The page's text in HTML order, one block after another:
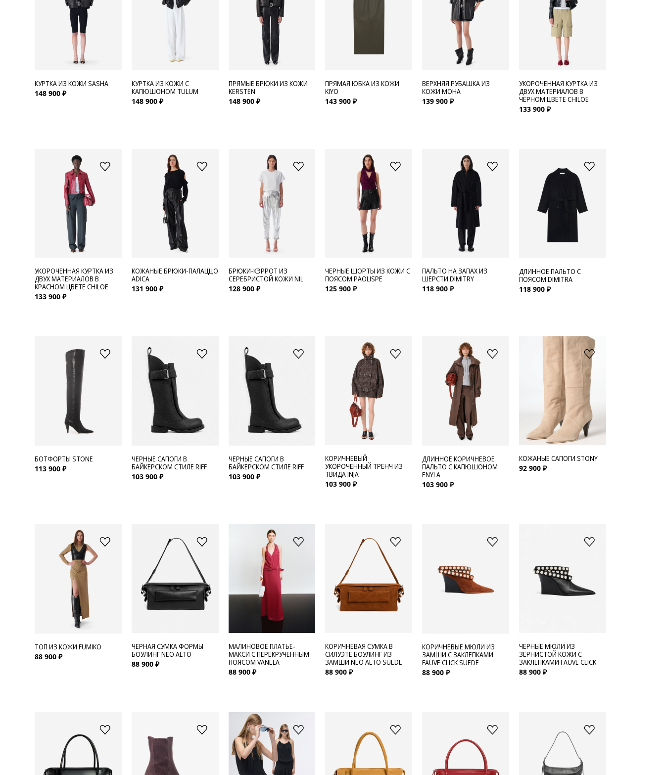
Для нее
Сумки и аксессуары
Обувь
КУРТКА ИЗ КОЖИ SASHA
148 900 ₽
КУРТКА ИЗ КОЖИ С
КАПЮШОНОМ TULUM
148 900 ₽
ПРЯМЫЕ БРЮКИ ИЗ КОЖИ
KERSTEN
148 900 ₽
ПРЯМАЯ ЮБКА ИЗ КОЖИ
KIYO
143 900 ₽
ВЕРХНЯЯ РУБАШКА ИЗ
КОЖИ MOHA
139 900 ₽
УКОРОЧЕННАЯ КУРТКА ИЗ
ДВУХ МАТЕРИАЛОВ В
ЧЕРНОМ ЦВЕТЕ CHILOE
133 900 ₽
УКОРОЧЕННАЯ КУРТКА ИЗ
ДВУХ МАТЕРИАЛОВ В
КРАСНОМ ЦВЕТЕ CHILOE
133 900 ₽
КОЖАНЫЕ БРЮКИ-ПАЛАЦЦО
ADICA
131 900 ₽
БРЮКИ-КЭРРОТ ИЗ
СЕРЕБРИСТОЙ КОЖИ NIL
128 900 ₽
ЧЕРНЫЕ ШОРТЫ ИЗ КОЖИ С
ПОЯСОМ PAOLISPE
125 900 ₽
ПАЛЬТО НА ЗАПАХ ИЗ
ШЕРСТИ DIMITRY
118 900 ₽
ДЛИННОЕ ПАЛЬТО С
ПОЯСОМ DIMITRA
118 900 ₽
БОТФОРТЫ STONE
113 900 ₽
ЧЕРНЫЕ САПОГИ В
БАЙКЕРСКОМ СТИЛЕ RIFF
103 900 ₽
ЧЕРНЫЕ САПОГИ В
БАЙКЕРСКОМ СТИЛЕ RIFF
103 900 ₽
КОРИЧНЕВЫЙ
УКОРОЧЕННЫЙ ТРЕНЧ ИЗ
ТВИДА INJA
103 900 ₽
ДЛИННОЕ КОРИЧНЕВОЕ
ПАЛЬТО С КАПЮШОНОМ
ENYLA
103 900 ₽
КОЖАНЫЕ САПОГИ STONY
92 900 ₽
ТОП ИЗ КОЖИ FUMIKO
88 900 ₽
ЧЕРНАЯ СУМКА ФОРМЫ
БОУЛИНГ NEO ALTO
88 900 ₽
МАЛИНОВОЕ ПЛАТЬЕ-
МАКСИ С ПЕРЕКРУЧЕННЫМ
ПОЯСОМ VANELA
88 900 ₽
КОРИЧНЕВАЯ СУМКА В
СИЛУЭТЕ БОУЛИНГ ИЗ
ЗАМШИ NEO ALTO SUEDE
88 900 ₽
КОРИЧНЕВЫЕ МЮЛИ ИЗ
ЗАМШИ С ЗАКЛЕПКАМИ
FAUVE CLICK SUEDE
88 900 ₽
ЧЕРНЫЕ МЮЛИ ИЗ
ЗЕРНИСТОЙ КОЖИ С
ЗАКЛЕПКАМИ FAUVE CLICK
88 900 ₽